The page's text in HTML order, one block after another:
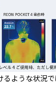
るような状況